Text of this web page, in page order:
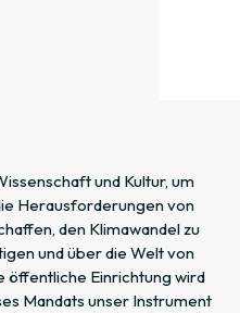
und Kultur, um
Herausforderungen von
den Klimawandel zu
und über die Welt von
öffentliche Einrichtung wird
Mandats unser Instrument